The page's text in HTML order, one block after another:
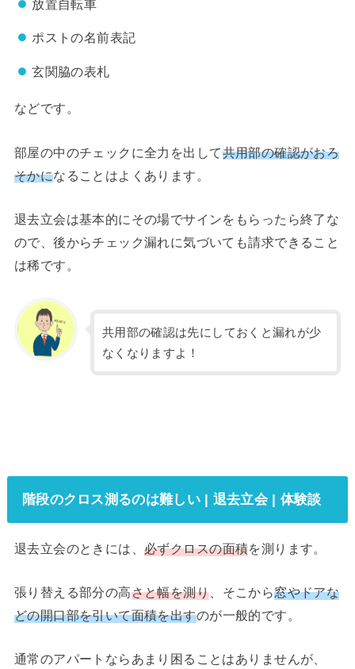
放置自転車
ポストの名前表記
玄関脇の表札
などです。
部屋の中のチェックに全力を出して共用部の確認がおろ
そかになることはよくあります。
退去立会は基本的にその場でサインをもらったら終了な
ので、後からチェック漏れに気づいても請求できること
は稀です。
共用部の確認は先にしておくと漏れが少
なくなりますよ！
階段のクロス測るのは難しい | 退去立会 | 体験談
退去立会のときには、必ずクロスの面積を測ります。
張り替える部分の高さと幅を測り 、そこから窓やドアな
どの開口部を引いて面積を出すのが一般的です。
通常のアパートならあまり困ることはありませんが、